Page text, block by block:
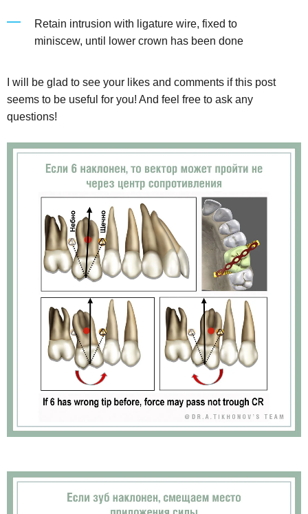
Retain intrusion with ligature wire, fixed to
miniscew, until lower crown has been done
I will be glad to see your likes and comments if this post
seems to be useful for you! And feel free to ask any
questions!